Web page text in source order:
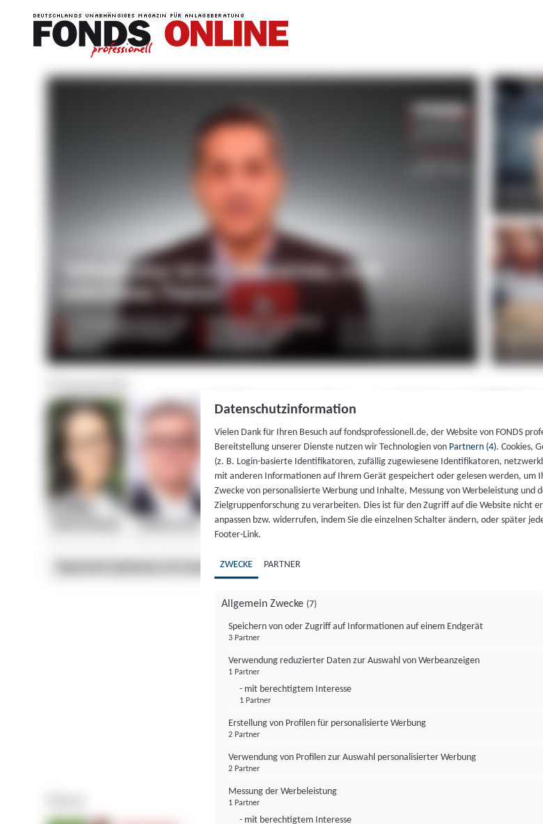
Datenschutzinformation
Vielen Dank für Ihren Besuch auf fondsprofessionell.de, der Website von FONDS
Bereitstellung unserer Dienste nutzen wir Technologien von Partnern (4). Cookies,
(z. B. Login-basierte Identifikatoren, zufällig zugewiesene Identifikatoren,
mit anderen Informationen auf Ihrem Gerät gespeichert oder gelesen werden, um
Zwecke von personalisierte Werbung und Inhalte, Messung von Werbeleistung und
Zielgruppenforschung zu verarbeiten. Dies ist für den Zugriff auf die Website nicht
anpassen bzw. widerrufen, indem Sie die einzelnen Schalter ändern, oder später
Footer-Link.
ZWECKE PARTNER
Allgemein Zwecke (7)
Speichern von oder Zugriff auf Informationen auf einem Endgerät
3 Partner
Verwendung reduzierter Daten zur Auswahl von Werbeanzeigen
1 Partner
- mit berechtigtem Interesse
1 Partner
Erstellung von Profilen für personalisierte Werbung
2 Partner
Verwendung von Profilen zur Auswahl personalisierter Werbung
2 Partner
Messung der Werbeleistung
1 Partner
- mit berechtigtem Interesse